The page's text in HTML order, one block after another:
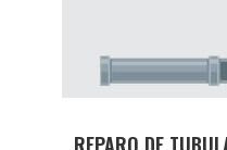
REPARO DE